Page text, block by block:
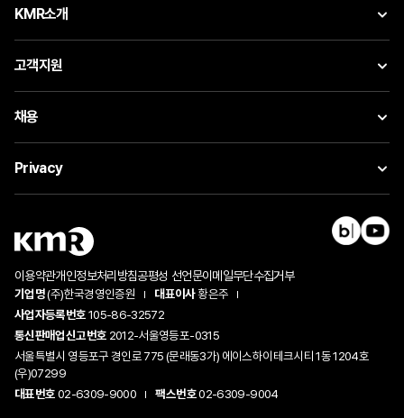
KMR소개
고객지원
채용
Privacy
이용약관개인정보처리방침공평성 선언문이메일무단수집거부
기업명(주)한국경영인증원 대표이사황은주
사업자등록번호105-86-32572
통신판매업신고번호 2012-서울영등포-0315
서울특별시 영등포구 경인로 775 (문래동3가) 에이스하이테크시티 1동 1204호
(우)07299
대표번호02-6309-9000 팩스번호02-6309-9004